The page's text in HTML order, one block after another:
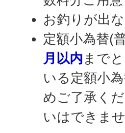
お釣りが出
定額小為替(
月以内まで
いる定額小
めご了承く
いはできませ